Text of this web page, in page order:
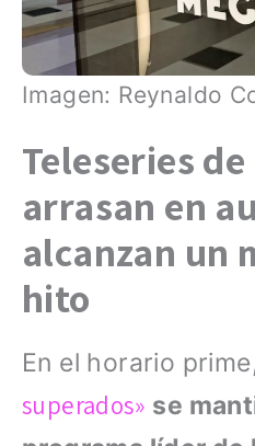
Imagen: Reynaldo
Teleseries de
arrasan en
alcanzan un
hito
En el horario
superados» se